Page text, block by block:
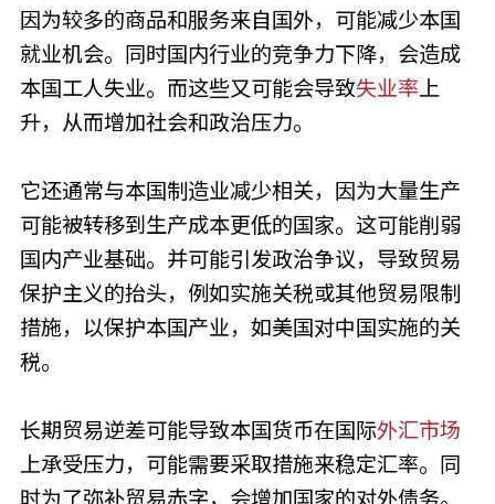
因为较多的商品和服务来自国外，可能减少本国
就业机会。同时国内行业的竞争力下降，会造成
本国工人失业。而这些又可能会导致失业率上
升，从而增加社会和政治压力。
它还通常与本国制造业减少相关，因为大量生产
可能被转移到生产成本更低的国家。这可能削弱
国内产业基础。并可能引发政治争议，导致贸易
保护主义的抬头，例如实施关税或其他贸易限制
措施，以保护本国产业，如美国对中国实施的关
税。
长期贸易逆差可能导致本国货币在国际外汇市场
上承受压力，可能需要采取措施来稳定汇率。同
时为了弥补贸易赤字，会增加国家的对外债务。